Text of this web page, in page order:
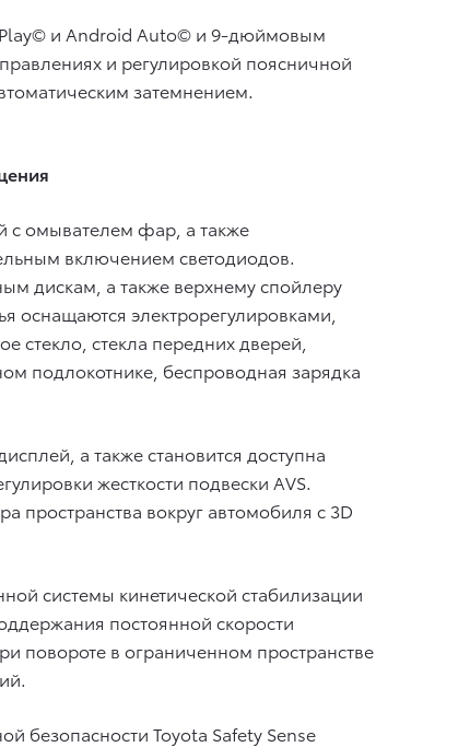
и Android Auto© и 9-дюймовым
и регулировкой поясничной
затемнением.
с омывателем фар, а также
включением светодиодов.
дискам, а также верхнему спойлеру
оснащаются электрорегулировками,
стекла передних дверей,
подлокотнике, беспроводная зарядка
а также становится доступна
жесткости подвески AVS.
пространства вокруг автомобиля с 3D
системы кинетической стабилизации
постоянной скорости
в ограниченном пространстве
безопасности Toyota Safety Sense